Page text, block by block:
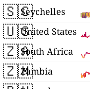
🇸🇨Seychelles
🇺🇸United States
🇿🇦South Africa
🇿🇲Zambia